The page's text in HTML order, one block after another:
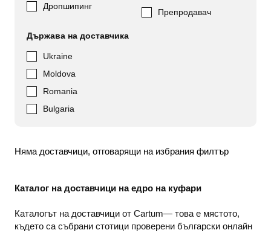
Дропшипинг
Препродавач
Държава на доставчика
Ukraine
Moldova
Romania
Bulgaria
Няма доставчици, отговарящи на избрания филтър
Каталог на доставчици на едро на куфари
Каталогът на доставчици от Cartum— това е мястото,
където са събрани стотици проверени български онлайн